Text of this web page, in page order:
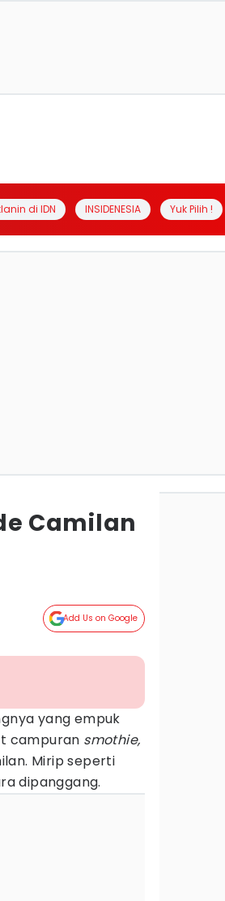
di IDN INSIDENESIA Yuk Pilih !
Camilan
Add Us on Google
yang empuk
campuran smothie,
Mirip seperti
dipanggang.